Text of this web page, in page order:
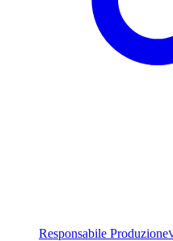
Responsabile Produzione